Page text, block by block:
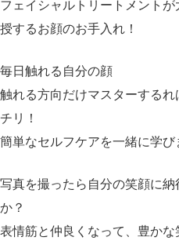
フェイシャルトリートメント
授するお顔のお手入れ！
毎日触れる自分の顔
触れる方向だけマスターする
チリ
！
簡単なセルフケアを一緒に学び
写真を撮ったら自分の笑顔に
か？
表情筋と仲良くなって、豊かな